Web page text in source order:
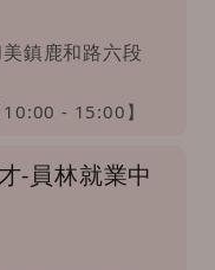
鎮鹿和路六段
- 15:00】
-員林就業中